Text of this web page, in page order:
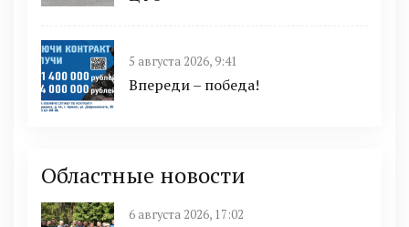
5 августа 2026, 9:41
Впереди – победа!
Областные новости
6 августа 2026, 17:02